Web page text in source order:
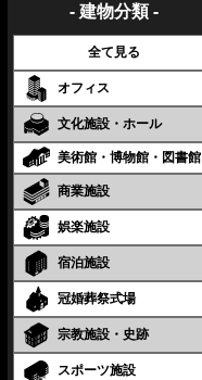
- 建物分類 -
全て見る
オフィス
文化施設・ホール
美術館・博物館・図書館
商業施設
娯楽施設
宿泊施設
冠婚葬祭式場
宗教施設・史跡
スポーツ施設